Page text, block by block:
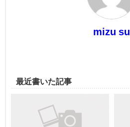
mizu su
最近書いた記事